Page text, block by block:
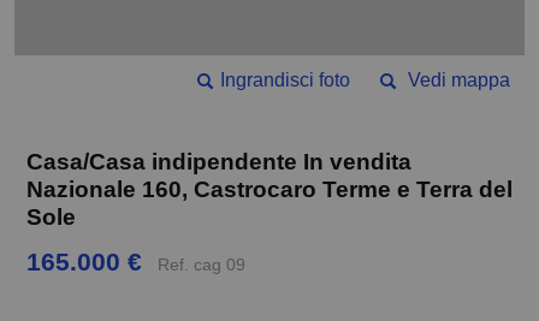
Vedi mappa
Ingrandisci foto
Casa/Casa indipendente In vendita
Nazionale 160, Castrocaro Terme e Terra del
Sole
165.000 € Ref. cag 09